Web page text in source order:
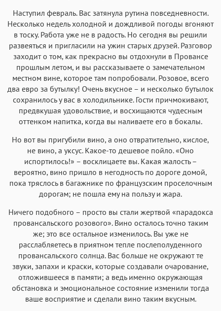
Наступил февраль. Вас затянула рутина повседневности.
Несколько недель холодной и дождливой погоды вгоняют
в тоску. Работа уже не в радость. Но сегодня вы решили
развеяться и пригласили на ужин старых друзей. Разговор
заходит о том, как прекрасно вы отдохнули в Провансе
прошлым летом, и вы рассказываете о замечательном
местном вине, которое там попробовали. Розовое, всего
два евро за бутылку! Очень вкусное – и несколько бутылок
сохранилось у вас в холодильнике. Гости причмокивают,
предвкушая удовольствие, и восхищаются чудесным
оттенком напитка, когда вы наливаете его в бокалы.
Но вот вы пригубили вино, а оно отвратительно, кислое,
не вино, а уксус. Какое-то дешевое пойло. «Оно
испортилось!» – восклицаете вы. Какая жалость –
вероятно, вино пришло в негодность по дороге домой,
пока тряслось в багажнике по французским проселочным
дорогам; не пошла ему на пользу и жара.
Ничего подобного – просто вы стали жертвой «парадокса
провансальского розового». Вино осталось точно таким
же; это все остальное изменилось. Вы уже не
расслабляетесь в приятном тепле послеполуденного
провансальского солнца. Вас больше не окружают те
звуки, запахи и краски, которые создавали очарование,
отложившееся в памяти; а ведь именно окружающая
обстановка и эмоциональное состояние изменили тогда
ваше восприятие и сделали вино таким вкусным.